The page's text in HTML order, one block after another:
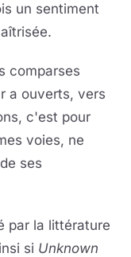
un sentiment
comparses
a ouverts, vers
c'est pour
voies, ne
ses
par la littérature
si Unknown